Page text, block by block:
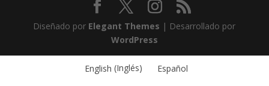
Diseñado por Elegant Themes | Desarrollado por
WordPress
English (Inglés) Español